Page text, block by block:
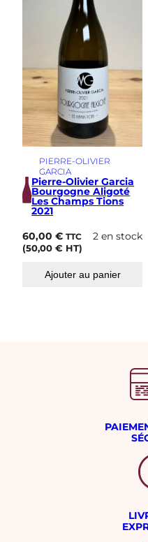
PIERRE-OLIVIER
GARCIA
Pierre-Olivier Garcia
Bourgogne Aligoté
Les Champs Tions
2021
60,00€ TTC
(50,00€ HT)
2 en stock
Ajouter au panier